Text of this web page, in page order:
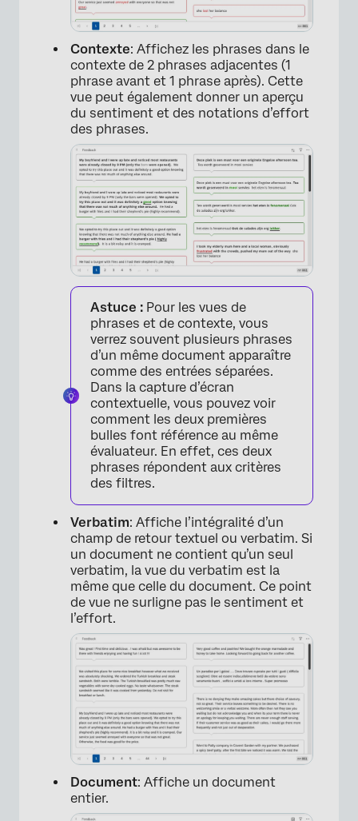
×
Contexte: Affichez les phrases dans le
contexte de 2 phrases adjacentes (1
phrase avant et 1 phrase après). Cette
vue peut également donner un aperçu
du sentiment et des notations d’effort
des phrases.
Astuce : Pour les vues de
phrases et de contexte, vous
verrez souvent plusieurs phrases
d’un même document apparaître
comme des entrées séparées.
Dans la capture d’écran
contextuelle, vous pouvez voir
comment les deux premières
bulles font référence au même
évaluateur. En effet, ces deux
phrases répondent aux critères
des filtres.
Verbatim: Affiche l’intégralité d’un
champ de retour textuel ou verbatim. Si
un document ne contient qu’un seul
verbatim, la vue du verbatim est la
même que celle du document. Ce point
de vue ne surligne pas le sentiment et
l’effort.
Document: Affiche un document
entier.